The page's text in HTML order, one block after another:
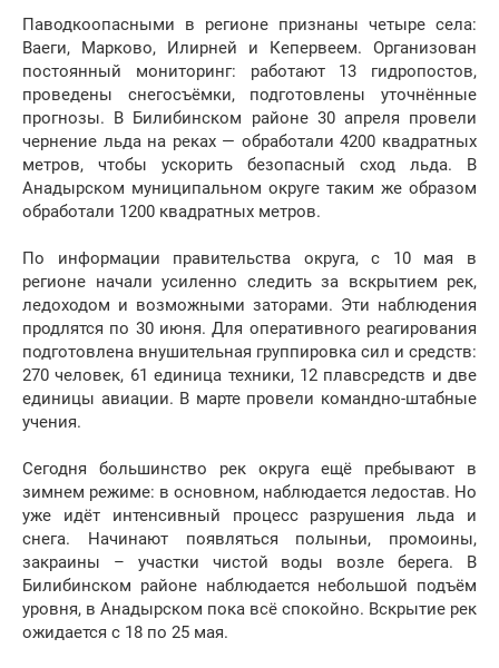
Паводкоопасными в регионе признаны четыре села:
Ваеги, Марково, Илирней и Кепервеем. Организован
постоянный мониторинг: работают 13 гидропостов,
проведены снегосъёмки, подготовлены уточнённые
прогнозы. В Билибинском районе 30 апреля провели
чернение льда на реках — обработали 4200 квадратных
метров, чтобы ускорить безопасный сход льда. В
Анадырском муниципальном округе таким же образом
обработали 1200 квадратных метров.
По информации правительства округа, с 10 мая в
регионе начали усиленно следить за вскрытием рек,
ледоходом и возможными заторами. Эти наблюдения
продлятся по 30 июня. Для оперативного реагирования
подготовлена внушительная группировка сил и средств:
270 человек, 61 единица техники, 12 плавсредств и две
единицы авиации. В марте провели командно-штабные
учения.
Сегодня большинство рек округа ещё пребывают в
зимнем режиме: в основном, наблюдается ледостав. Но
уже идёт интенсивный процесс разрушения льда и
снега. Начинают появляться полыньи, промоины,
закраины – участки чистой воды возле берега. В
Билибинском районе наблюдается небольшой подъём
уровня, в Анадырском пока всё спокойно. Вскрытие рек
ожидается с 18 по 25 мая.